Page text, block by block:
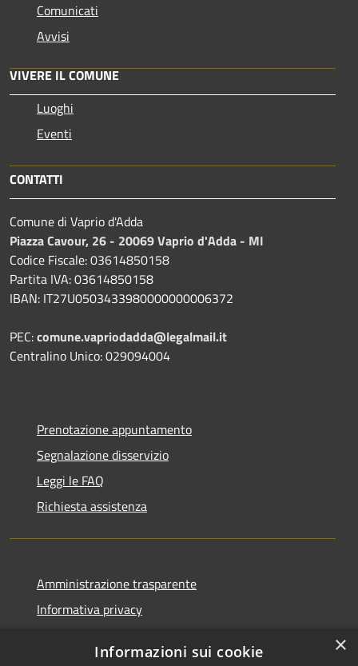
Comunicati
Avvisi
VIVERE IL COMUNE
Luoghi
Eventi
CONTATTI
Comune di Vaprio d'Adda
Piazza Cavour, 26 - 20069 Vaprio d'Adda - MI
Codice Fiscale: 03614850158
Partita IVA: 03614850158
IBAN: IT27U0503433980000000006372
PEC:comune.vapriodadda@legalmail.it
Centralino Unico: 029094004
Prenotazione appuntamento
Segnalazione disservizio
Leggi le FAQ
Richiesta assistenza
Amministrazione trasparente
Informativa privacy
Dichiarazione di accessibilità
×
Informazioni sui cookie